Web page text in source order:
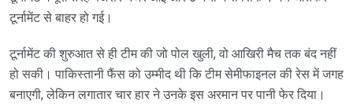
टूर्नामेंट से बाहर हो गई।
टूर्नामेंट की शुरुआत से ही टीम की जो पोल खुली, वो आखिरी मैच तक बंद नहीं
हो सकी। पाकिस्तानी फैंस को उम्मीद थी कि टीम सेमीफाइनल की रेस में जगह
बनाएगी, लेकिन लगातार चार हार ने उनके इस अरमान पर पानी फेर दिया।